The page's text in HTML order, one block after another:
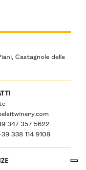
Castagnole delle
347 357 5622
338 114 9108